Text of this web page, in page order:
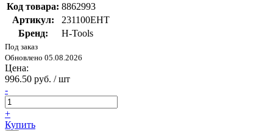
Код товара: 8862993
Артикул:
231100EHT
Бренд:
H-Tools
Под заказ
Обновлено 05.08.2026
Цена:
996.50 руб. / шт
-
+
Купить